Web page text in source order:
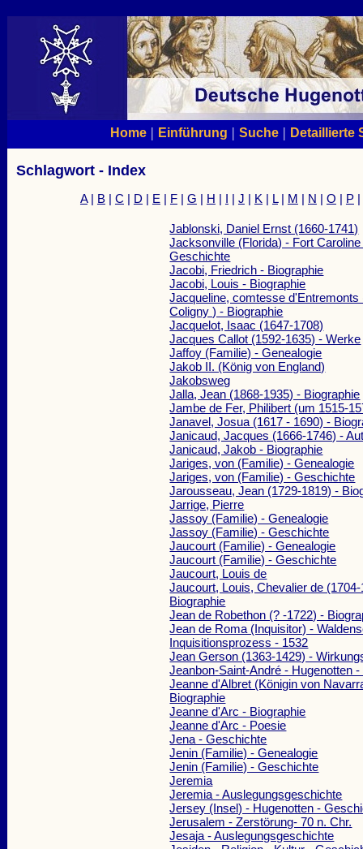
Home| Einführung | Suche| Detaillierte
Schlagwort - Index
A| B| C | D | E | F| G | H | I | J | K | L| M | N | O | P|
Jablonski, Daniel Ernst (1660-1741)
Jacksonville (Florida) - Fort
Geschichte
Jacobi, Friedrich - Biographie
Jacobi, Louis - Biographie
Jacqueline, comtesse d'Entremonts
Coligny ) - Biographie
Jacquelot, Isaac (1647-1708)
Jacques Callot (1592-1635) - Werke
Jaffoy (Familie) - Genealogie
Jakob II. (König von England)
Jakobsweg
Jalla, Jean (1868-1935) - Biographie
Jambe de Fer, Philibert (um 1515-
Janavel, Josua (1617 - 1690) -
Janicaud, Jacques (1666-1746) -
Janicaud, Jakob - Biographie
Jariges, von (Familie) - Genealogie
Jariges, von (Familie) - Geschichte
Jarousseau, Jean (1729-1819) -
Jarrige, Pierre
Jassoy (Familie) - Genealogie
Jassoy (Familie) - Geschichte
Jaucourt (Familie) - Genealogie
Jaucourt (Familie) - Geschichte
Jaucourt, Louis de
Jaucourt, Louis, Chevalier de
Biographie
Jean de Robethon (? -1722) -
Jean de Roma (Inquisitor) -
Inquisitionsprozess - 1532
Jean Gerson (1363-1429) -
Jeanbon-Saint-André - Hugenotten
Jeanne d'Albret (Königin von
Biographie
Jeanne d'Arc - Biographie
Jeanne d'Arc - Poesie
Jena - Geschichte
Jenin (Familie) - Genealogie
Jenin (Familie) - Geschichte
Jeremia
Jeremia - Auslegungsgeschichte
Jersey (Insel) - Hugenotten -
Jerusalem - Zerstörung- 70 n. Chr.
Jesaja - Auslegungsgeschichte